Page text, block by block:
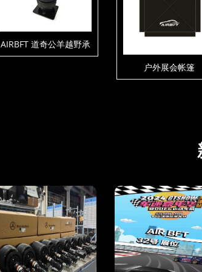
AIRBFT 道奇公羊越野承
载套件
户外展会帐篷